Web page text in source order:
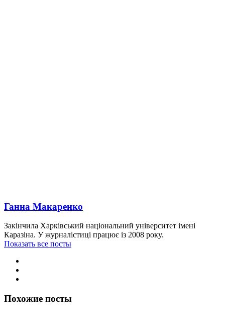
Ганна Макаренко
Закінчила Харківський національний університет імені
Каразіна. У журналістиці працює із 2008 року.
Показать все посты
Похожие посты